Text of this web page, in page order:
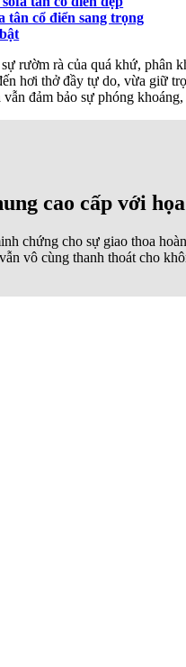
tân cổ điển sang trọng
rườm rà của quá khứ, phân
hơi thở đầy tự do, vừa giữ
đảm bảo sự phóng
cao cấp với
chứng cho sự giao thoa
vô cùng thanh thoát cho